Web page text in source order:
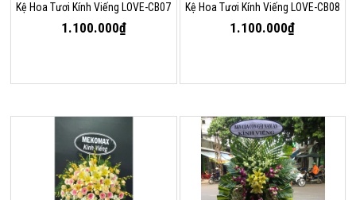
Kệ Hoa Tươi Kính Viếng LOVE-CB07
1.100.000₫
Kệ Hoa Tươi Kính Viếng LOVE-CB08
1.100.000₫